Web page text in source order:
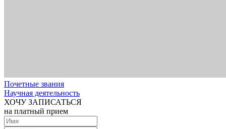
Почетные звания
Научная деятельность
ХОЧУ ЗАПИСАТЬСЯ
на платный прием